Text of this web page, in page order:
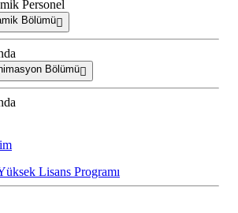
Personel
Bölümü
Bölümü
Lisans Programı